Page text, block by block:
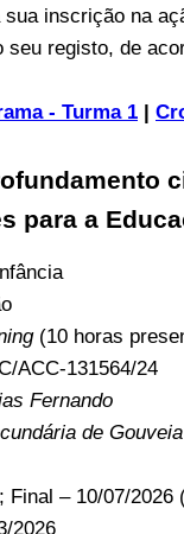
inscrição na
seu registo, de
- Turma 1 |
para a
(10 horas
ACC-131564/24
Fernando
de
Final – 10/07/
2026